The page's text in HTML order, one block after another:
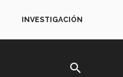
INVESTIGACIÓN
search